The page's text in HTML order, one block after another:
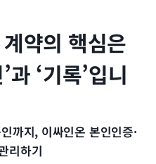
약의 핵심은
과 ‘기록’입니
까지, 이싸인온 본인인증·
리하기